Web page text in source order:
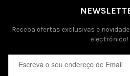
Receba ofertas exclusivas e
electrónico!